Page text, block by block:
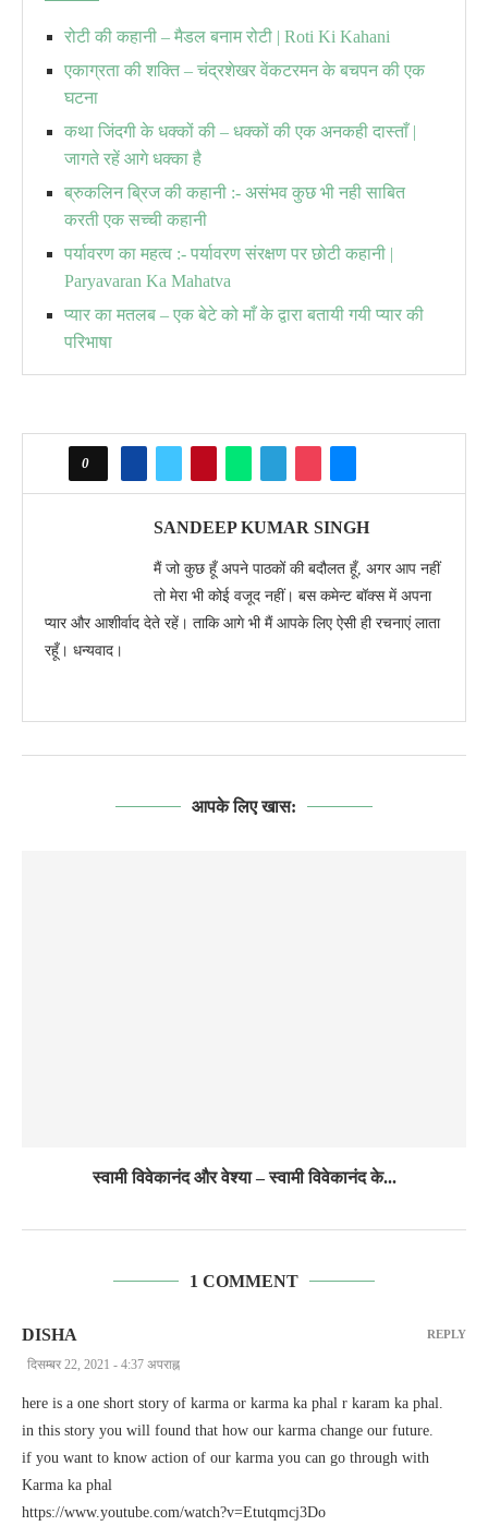
रोटी की कहानी – मैडल बनाम रोटी | Roti Ki Kahani
एकाग्रता की शक्ति – चंद्रशेखर वेंकटरमन के बचपन की एक
घटना
कथा जिंदगी के धक्कों की – धक्कों की एक अनकही दास्ताँ |
जागते रहें आगे धक्का है
ब्रुकलिन ब्रिज की कहानी :- असंभव कुछ भी नही साबित
करती एक सच्ची कहानी
पर्यावरण का महत्व :- पर्यावरण संरक्षण पर छोटी कहानी |
Paryavaran Ka Mahatva
प्यार का मतलब – एक बेटे को माँ के द्वारा बतायी गयी प्यार की
परिभाषा
0
SANDEEP KUMAR SINGH
मैं जो कुछ हूँ अपने पाठकों की बदौलत हूँ, अगर आप नहीं
तो मेरा भी कोई वजूद नहीं। बस कमेन्ट बॉक्स में अपना
प्यार और आशीर्वाद देते रहें। ताकि आगे भी मैं आपके लिए ऐसी ही रचनाएं लाता
रहूँ। धन्यवाद।
आपके लिए खास:
स्वामी विवेकानंद और वेश्या – स्वामी विवेकानंद के...
1 COMMENT
DISHA
दिसम्बर 22, 2021 - 4:37 अपराह्न
here is a one short story of karma or karma ka phal r karam ka phal.
in this story you will found that how our karma change our future.
if you want to know action of our karma you can go through with
Karma ka phal
https://www.youtube.com/watch?v=Etutqmcj3Do
REPLY